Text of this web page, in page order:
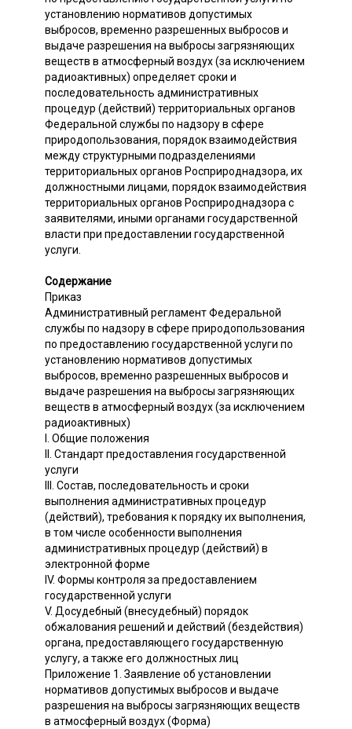
установлению нормативов допустимых
выбросов, временно разрешенных выбросов и
выдаче разрешения на выбросы загрязняющих
веществ в атмосферный воздух (за исключением
радиоактивных) определяет сроки и
последовательность административных
процедур (действий) территориальных органов
Федеральной службы по надзору в сфере
природопользования, порядок взаимодействия
между структурными подразделениями
территориальных органов Росприроднадзора, их
должностными лицами, порядок взаимодействия
территориальных органов Росприроднадзора с
заявителями, иными органами государственной
власти при предоставлении государственной
услуги.
Содержание
Приказ
Административный регламент Федеральной
службы по надзору в сфере природопользования
по предоставлению государственной услуги по
установлению нормативов допустимых
выбросов, временно разрешенных выбросов и
выдаче разрешения на выбросы загрязняющих
веществ в атмосферный воздух (за исключением
радиоактивных)
I. Общие положения
II. Стандарт предоставления государственной
услуги
III. Состав, последовательность и сроки
выполнения административных процедур
(действий), требования к порядку их выполнения,
в том числе особенности выполнения
административных процедур (действий) в
электронной форме
IV. Формы контроля за предоставлением
государственной услуги
V. Досудебный (внесудебный) порядок
обжалования решений и действий (бездействия)
органа, предоставляющего государственную
услугу, а также его должностных лиц
Приложение 1. Заявление об установлении
нормативов допустимых выбросов и выдаче
разрешения на выбросы загрязняющих веществ
в атмосферный воздух (Форма)